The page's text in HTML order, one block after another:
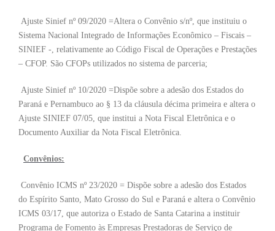
Ajuste Sinief nº 09/2020 =Altera o Convênio s/nº, que instituiu o
Sistema Nacional Integrado de Informações Econômico – Fiscais –
SINIEF -, relativamente ao Código Fiscal de Operações e Prestações
– CFOP. São CFOPs utilizados no sistema de parceria;
Ajuste Sinief nº 10/2020 =Dispõe sobre a adesão dos Estados do
Paraná e Pernambuco ao § 13 da cláusula décima primeira e altera o
Ajuste SINIEF 07/05, que institui a Nota Fiscal Eletrônica e o
Documento Auxiliar da Nota Fiscal Eletrônica.
Convênios:
Convênio ICMS nº 23/2020 = Dispõe sobre a adesão dos Estados
do Espírito Santo, Mato Grosso do Sul e Paraná e altera o Convênio
ICMS 03/17, que autoriza o Estado de Santa Catarina a instituir
Programa de Fomento às Empresas Prestadoras de Serviço de